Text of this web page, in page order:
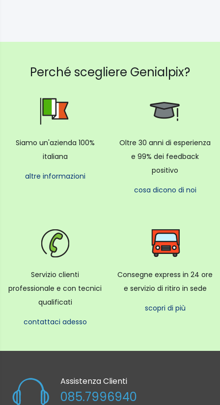
Perché scegliere Genialpix?
Siamo un'azienda 100%
italiana
altre informazioni
Oltre 30 anni di esperienza
e 99% dei feedback
positivo
cosa dicono di noi
Servizio clienti
professionale e con tecnici
qualificati
contattaci adesso
Consegne express in 24 ore
e servizio di ritiro in sede
scopri di più
Assistenza Clienti
085.7996940